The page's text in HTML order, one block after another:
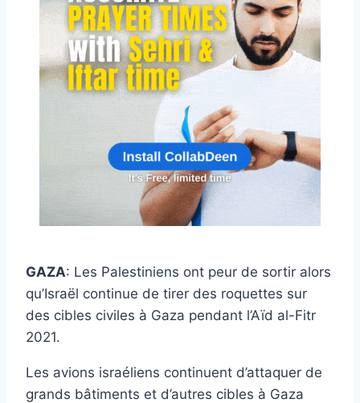
GAZA: Les Palestiniens ont peur de sortir alors
qu’Israël continue de tirer des roquettes sur
des cibles civiles à Gaza pendant l’Aïd al-Fitr
2021.
Les avions israéliens continuent d’attaquer de
grands bâtiments et d’autres cibles à Gaza